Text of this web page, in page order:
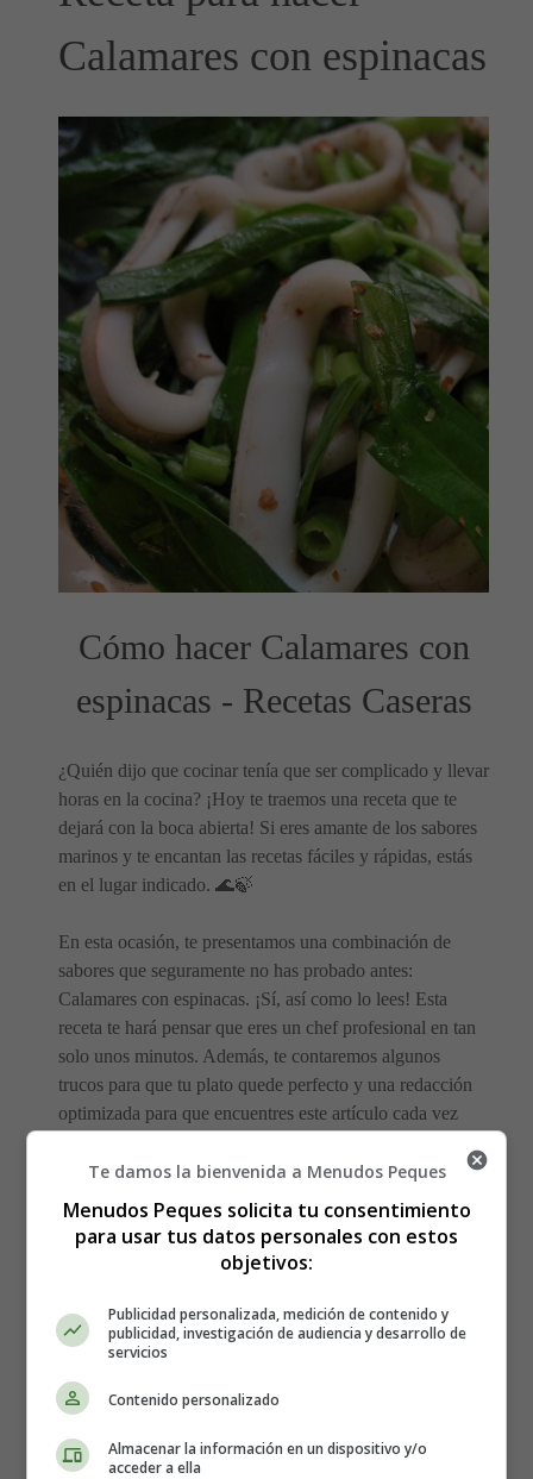
Calamares con espinacas
Cómo hacer Calamares con
espinacas - Recetas Caseras
¿Quién dijo que cocinar tenía que ser complicado y llevar
horas en la cocina? ¡Hoy te traemos una receta que te
dejará con la boca abierta! Si eres amante de los sabores
marinos y te encantan las recetas fáciles y rápidas, estás
en el lugar indicado. 🌊🍃
En esta ocasión, te presentamos una combinación de
sabores que seguramente no has probado antes:
Calamares con espinacas. ¡Sí, así como lo lees! Esta
receta te hará pensar que eres un chef profesional en tan
solo unos minutos. Además, te contaremos algunos
trucos para que tu plato quede perfecto y una redacción
optimizada para que encuentres este artículo cada vez
Ingredientes que Harán Tu Boca
Agua:
1 cucharada de aceite de oliva 🫒
1 diente de ajo picado 🧄
300 gramos de calamares, limpios y rebanados 🦑
1 limón, cortado en gajos 🍋
Te damos la bienvenida a Menudos Peques
Menudos Peques solicita tu consentimiento
para usar tus datos personales con estos
objetivos:
Publicidad personalizada, medición de contenido y
publicidad, investigación de audiencia y desarrollo de
servicios
Contenido personalizado
Almacenar la información en un dispositivo y/o
acceder a ella